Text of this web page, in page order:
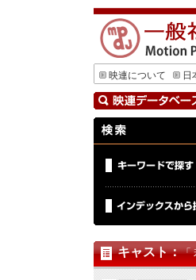
映連について 日
キャスト：「